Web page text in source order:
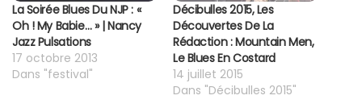
La Soirée Blues Du NJP : «
Oh ! My Babie… » | Nancy
Jazz Pulsations
17 octobre 2013
Dans "festival"
Décibulles 2015, Les
Découvertes De La
Rédaction : Mountain Men,
Le Blues En Costard
14 juillet 2015
Dans "Décibulles 2015"